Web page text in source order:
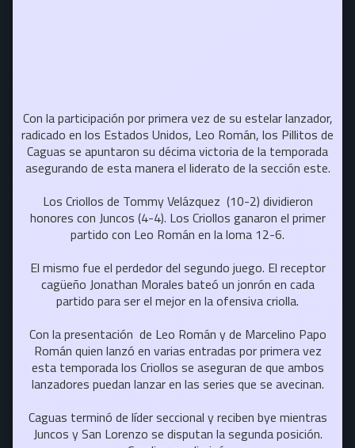
Con la participación por primera vez de su estelar lanzador,
radicado en los Estados Unidos, Leo Román, los Pillitos de
Caguas se apuntaron su décima victoria de la temporada
asegurando de esta manera el liderato de la sección este.
Los Criollos de Tommy Velázquez (10-2) dividieron
honores con Juncos (4-4). Los Criollos ganaron el primer
partido con Leo Román en la loma 12-6.
El mismo fue el perdedor del segundo juego. El receptor
cagüeño Jonathan Morales bateó un jonrón en cada
partido para ser el mejor en la ofensiva criolla.
Con la presentación de Leo Román y de Marcelino Papo
Román quien lanzó en varias entradas por primera vez
esta temporada los Criollos se aseguran de que ambos
lanzadores puedan lanzar en las series que se avecinan.
Caguas terminó de líder seccional y reciben bye mientras
Juncos y San Lorenzo se disputan la segunda posición.